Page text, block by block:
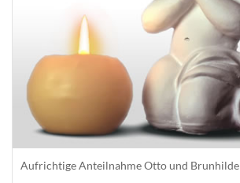
Aufrichtige Anteilnahme Otto und Brunhilde